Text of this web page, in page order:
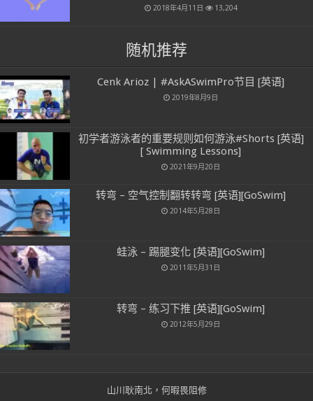
2018年4月11日 13,204
随机推荐
Cenk Arioz | #AskASwimPro节目 [英语]
2019年8月9日
初学者游泳者的重要规则如何游泳#Shorts [英语]
[ Swimming Lessons]
2021年9月20日
转弯 – 空气控制翻转转弯 [英语][GoSwim]
2014年5月28日
蛙泳 – 踢腿变化 [英语][GoSwim]
2011年5月31日
转弯 – 练习下推 [英语][GoSwim]
2012年5月29日
山川耿南北，何暇畏阻修